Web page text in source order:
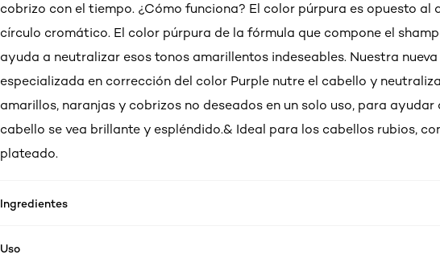
cobrizo con el tiempo. ¿Cómo funciona? El color púrpura es opuesto al
círculo cromático. El color púrpura de la fórmula que compone el
ayuda a neutralizar esos tonos amarillentos indeseables. Nuestra
especializada en corrección del color Purple nutre el cabello y
amarillos, naranjas y cobrizos no deseados en un solo uso, para ayudar
cabello se vea brillante y espléndido.& Ideal para los cabellos rubios,
plateado.
Ingredientes
Uso